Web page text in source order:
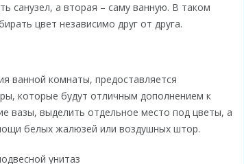
санузел, а вторая – саму ванную. В таком
цвет независимо друг от друга.
ванной комнаты, предоставляется
которые будут отличным дополнением к
вазы, выделить отдельное место под цветы, а
белых жалюзей или воздушных штор.